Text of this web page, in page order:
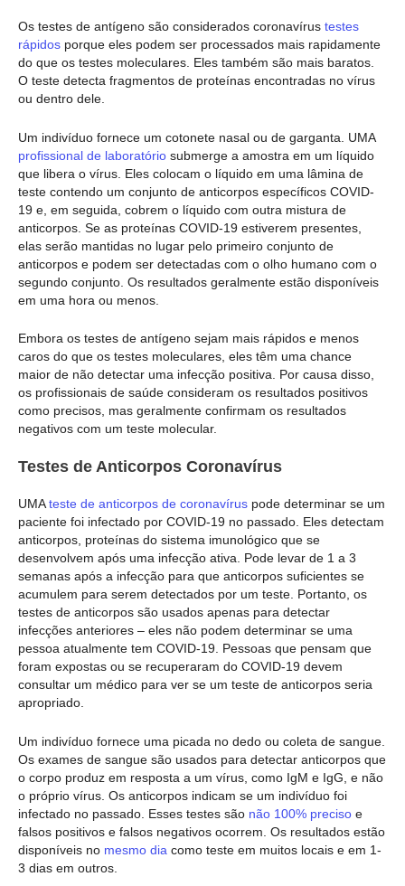
Os testes de antígeno são considerados coronavírus testes
rápidos porque eles podem ser processados mais rapidamente
do que os testes moleculares. Eles também são mais baratos.
O teste detecta fragmentos de proteínas encontradas no vírus
ou dentro dele.
Um indivíduo fornece um cotonete nasal ou de garganta. UMA
profissional de laboratório submerge a amostra em um líquido
que libera o vírus. Eles colocam o líquido em uma lâmina de
teste contendo um conjunto de anticorpos específicos COVID-
19 e, em seguida, cobrem o líquido com outra mistura de
anticorpos. Se as proteínas COVID-19 estiverem presentes,
elas serão mantidas no lugar pelo primeiro conjunto de
anticorpos e podem ser detectadas com o olho humano com o
segundo conjunto. Os resultados geralmente estão disponíveis
em uma hora ou menos.
Embora os testes de antígeno sejam mais rápidos e menos
caros do que os testes moleculares, eles têm uma chance
maior de não detectar uma infecção positiva. Por causa disso,
os profissionais de saúde consideram os resultados positivos
como precisos, mas geralmente confirmam os resultados
negativos com um teste molecular.
Testes de Anticorpos Coronavírus
UMAteste de anticorpos de coronavírus pode determinar se um
paciente foi infectado por COVID-19 no passado. Eles detectam
anticorpos, proteínas do sistema imunológico que se
desenvolvem após uma infecção ativa. Pode levar de 1 a 3
semanas após a infecção para que anticorpos suficientes se
acumulem para serem detectados por um teste. Portanto, os
testes de anticorpos são usados apenas para detectar
infecções anteriores – eles não podem determinar se uma
pessoa atualmente tem COVID-19. Pessoas que pensam que
foram expostas ou se recuperaram do COVID-19 devem
consultar um médico para ver se um teste de anticorpos seria
apropriado.
Um indivíduo fornece uma picada no dedo ou coleta de sangue.
Os exames de sangue são usados para detectar anticorpos que
o corpo produz em resposta a um vírus, como IgM e IgG, e não
o próprio vírus. Os anticorpos indicam se um indivíduo foi
infectado no passado. Esses testes são não 100% preciso e
falsos positivos e falsos negativos ocorrem. Os resultados estão
disponíveis no mesmo dia como teste em muitos locais e em 1-
3 dias em outros.